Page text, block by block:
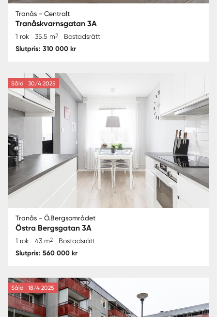
Tranås - Centralt
Tranåskvarnsgatan 3A
1 rok 35.5 m2 Bostadsrätt
Slutpris: 310 000 kr
Såld 30/4 2025
Tranås - Ö.Bergsområdet
Östra Bergsgatan 3A
1 rok 43 m2 Bostadsrätt
Slutpris: 560 000 kr
Såld 18/4 2025